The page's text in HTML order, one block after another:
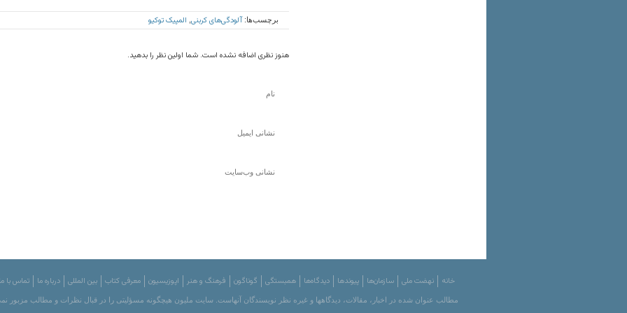
برچسب‌ها:آلودگی‌های کربنی المپیک توکیو
هنوز نظری اضافه نشده است. شما اولین نظر را بدهید.
تماس با ما درباره ما بین المللی معرفی کتاب اپوزیسیون فرهنگ و هنر گوناگون همبستگی دیدگاه‌ها پیوندها سازمان‌ها نهضت ملی خانه
مطالب عنوان شده در اخبار، مقالات، دیدگاهها و غیره نظر نویسندگان آنهاست. سایت ملیون هیچگونه مسؤلیتی را در قبال نظرات و مطالب مزبور